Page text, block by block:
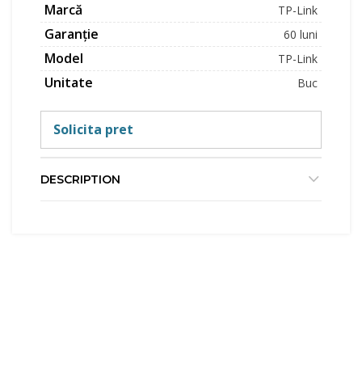
Marcă TP-Link
Garanție 60 luni
Model TP-Link
Unitate Buc
Solicita pret
DESCRIPTION